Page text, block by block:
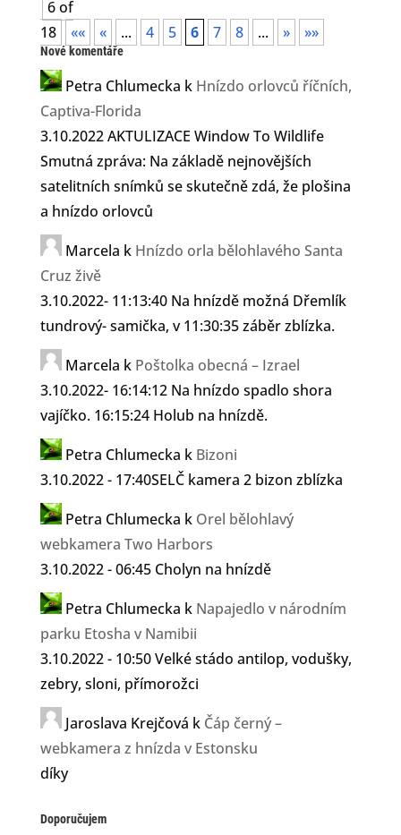
6 of
18
«« « ... 4 5 6 7 8 ... » »»
Nové komentáře
Petra Chlumecka k Hnízdo orlovců říčních,
Captiva-Florida
3.10.2022 AKTULIZACE Window To Wildlife
Smutná zpráva: Na základě nejnovějších
satelitních snímků se skutečně zdá, že plošina
a hnízdo orlovců
Marcela k Hnízdo orla bělohlavého Santa
Cruz živě
3.10.2022- 11:13:40 Na hnízdě možná Dřemlík
tundrový- samička, v 11:30:35 záběr zblízka.
Marcela k Poštolka obecná – Izrael
3.10.2022- 16:14:12 Na hnízdo spadlo shora
vajíčko. 16:15:24 Holub na hnízdě.
Petra Chlumecka k Bizoni
3.10.2022 - 17:40SELČ kamera 2 bizon zblízka
Petra Chlumecka k Orel bělohlavý
webkamera Two Harbors
3.10.2022 - 06:45 Cholyn na hnízdě
Petra Chlumecka k Napajedlo v národním
parku Etosha v Namibii
3.10.2022 - 10:50 Velké stádo antilop, vodušky,
zebry, sloni, přímorožci
Jaroslava Krejčová k Čáp černý –
webkamera z hnízda v Estonsku
díky
Doporučujem